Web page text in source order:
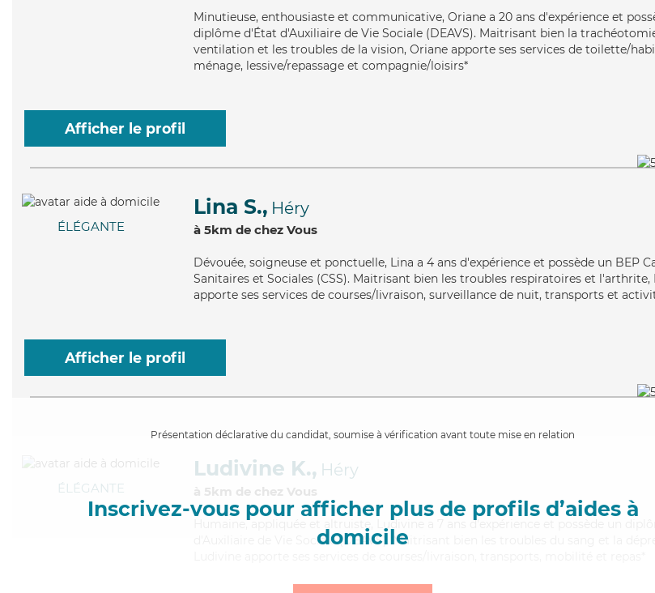
Minutieuse, enthousiaste et communicative, Oriane a 20 ans d'expérience et
diplôme d'État d'Auxiliaire de Vie Sociale (DEAVS). Maitrisant bien la
ventilation et les troubles de la vision, Oriane apporte ses services de toilette/
ménage, lessive/repassage et compagnie/loisirs*
Afficher le profil
ÉLÉGANTE
Lina S., Héry
à 5km de chez Vous
Dévouée, soigneuse et ponctuelle, Lina a 4 ans d'expérience et possède un BEP
Sanitaires et Sociales (CSS). Maitrisant bien les troubles respiratoires et l'arthrite,
apporte ses services de courses/livraison, surveillance de nuit, transports et
Afficher le profil
Présentation déclarative du candidat, soumise à vérification avant toute mise en relation
Inscrivez-vous pour afficher plus de profils d’aides à
domicile
ÉLÉGANTE
Ludivine K., Héry
à 5km de chez Vous
, appliquée et altruiste, Ludivine a 7 ans d'expérience et possède un
d'Auxiliaire de Vie Sociale (DEAVS). Maitrisant bien les troubles du sang et la